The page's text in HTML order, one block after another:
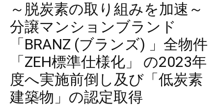
～脱炭素の取り組みを加速～
分譲マンションブランド
「BRANZ (ブランズ) 」全物件
「ZEH標準仕様化」 の2023年
度へ実施前倒し及び「低炭素
建築物」の認定取得